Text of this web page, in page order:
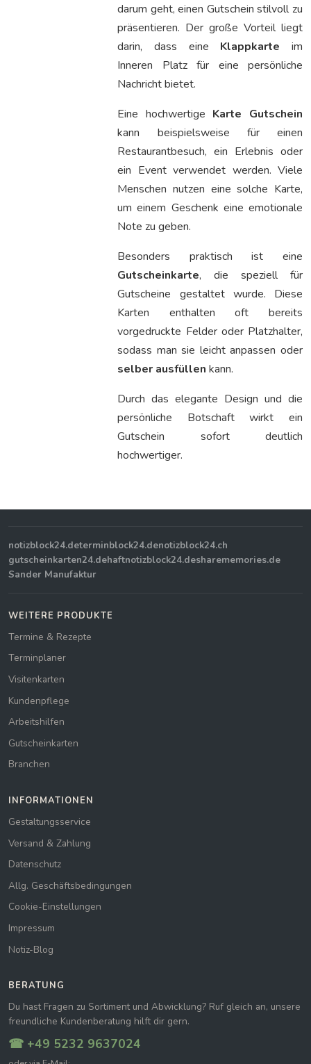
darum geht, einen Gutschein stilvoll zu
präsentieren. Der große Vorteil liegt
darin, dass eine Klappkarte im
Inneren Platz für eine persönliche
Nachricht bietet.
Eine hochwertige Karte Gutschein
kann beispielsweise für einen
Restaurantbesuch, ein Erlebnis oder
ein Event verwendet werden. Viele
Menschen nutzen eine solche Karte,
um einem Geschenk eine emotionale
Note zu geben.
Besonders praktisch ist eine
Gutscheinkarte, die speziell für
Gutscheine gestaltet wurde. Diese
Karten enthalten oft bereits
vorgedruckte Felder oder Platzhalter,
sodass man sie leicht anpassen oder
selber ausfüllen kann.
Durch das elegante Design und die
persönliche Botschaft wirkt ein
Gutschein sofort deutlich
hochwertiger.
notizblock24.determinblock24.denotizblock24.ch
gutscheinkarten24.dehaftnotizblock24.desharememories.de
Sander Manufaktur
WEITERE PRODUKTE
Termine & Rezepte
Terminplaner
Visitenkarten
Kundenpflege
Arbeitshilfen
Gutscheinkarten
Branchen
INFORMATIONEN
Gestaltungsservice
Versand & Zahlung
Datenschutz
Allg. Geschäftsbedingungen
Cookie-Einstellungen
Impressum
Notiz-Blog
BERATUNG
Du hast Fragen zu Sortiment und Abwicklung? Ruf gleich an, unsere
freundliche Kundenberatung hilft dir gern.
☎ +49 5232 9637024